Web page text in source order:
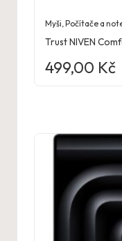
Myši,Počítače a
Trust NIVEN
499,00 Kč